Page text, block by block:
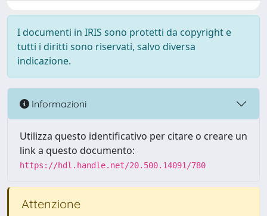
I documenti in IRIS sono protetti da copyright e
tutti i diritti sono riservati, salvo diversa
indicazione.
Informazioni
Utilizza questo identificativo per citare o creare un
link a questo documento:
https://hdl.handle.net/20.500.14091/780
Attenzione